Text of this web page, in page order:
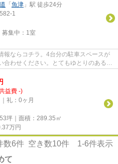
「 魚津 」駅 徒歩24分
582-1
集中： 1室
報ならコチラ。4台分の駐車スペースが
合わせください。とてもゆとりのある環
益費 -)
礼：0ヶ月
坪｜面積：289.35㎡
万円
数6件 空き数10件 1-6件表示
て